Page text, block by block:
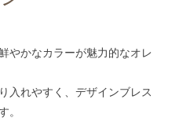
やかなカラーが魅力的なオレ
入れやすく、デザインブレス
。